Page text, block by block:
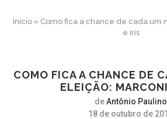
Início » Como fica a chance de cada um
e Iris
COMO FICA A CHANCE DE
ELEIÇÃO:
deAntônio Paulino
18 de outubro de